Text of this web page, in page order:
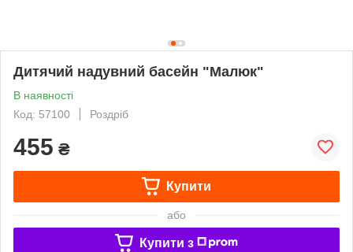
Дитячий надувний басейн "Малюк"
В наявності
Код: 57100
Роздріб
455 ₴
Купити
або
Купити з